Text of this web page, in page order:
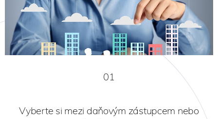
01
Vyberte si mezi daňovým zástupcem nebo